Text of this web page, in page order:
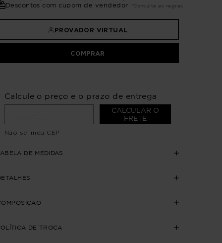
Descontos com cupom de vendedor
*Consulte as regras
PROVADOR VIRTUAL
COMPRAR
Calcule o preço e o prazo de entrega
CALCULAR O
FRETE
Não sei meu CEP
DE MEDIDAS
DE TROCA